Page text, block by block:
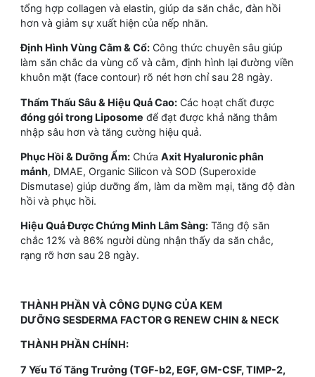
tổng hợp collagen và elastin, giúp da săn chắc, đàn hồi
hơn và giảm sự xuất hiện của nếp nhăn.
Định Hình Vùng Cằm & Cổ: Công thức chuyên sâu giúp
làm săn chắc da vùng cổ và cằm, định hình lại đường viền
khuôn mặt (face contour) rõ nét hơn chỉ sau 28 ngày.
Thẩm Thấu Sâu & Hiệu Quả Cao: Các hoạt chất được
đóng gói trong Liposome để đạt được khả năng thâm
nhập sâu hơn và tăng cường hiệu quả.
Phục Hồi & Dưỡng Ẩm: Chứa Axit Hyaluronic phân
mảnh, DMAE, Organic Silicon và SOD (Superoxide
Dismutase) giúp dưỡng ẩm, làm da mềm mại, tăng độ đàn
hồi và phục hồi.
Hiệu Quả Được Chứng Minh Lâm Sàng: Tăng độ săn
chắc 12% và 86% người dùng nhận thấy da săn chắc,
rạng rỡ hơn sau 28 ngày.
THÀNH PHẦN VÀ CÔNG DỤNG CỦA KEM
DƯỠNG SESDERMA FACTOR G RENEW CHIN & NECK
THÀNH PHẦN CHÍNH:
7 Yếu Tố Tăng Trưởng (TGF-b2, EGF, GM-CSF, TIMP-2,